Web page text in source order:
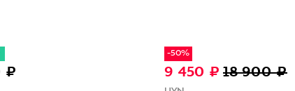
₽
-50%
9 450 ₽ 18 900 ₽